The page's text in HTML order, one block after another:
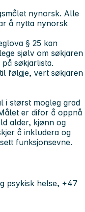
nynorsk. Alle
å nytta nynorsk
§ 25 kan
sjølv om søkjaren
søkjarlista.
følgje, vert søkjaren
i størst mogleg grad
er difor å oppnå
alder, kjønn og
å inkludera og
funksjonsevne.
psykisk helse, +47